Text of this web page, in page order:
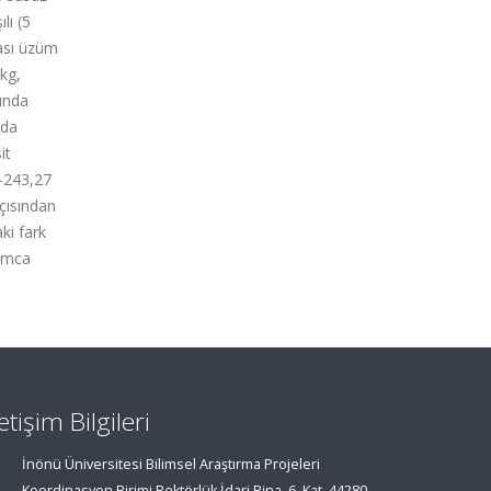
(5
üzüm
fark
Bilgileri
İnönü Üniversitesi Bilimsel Araştırma Projeleri